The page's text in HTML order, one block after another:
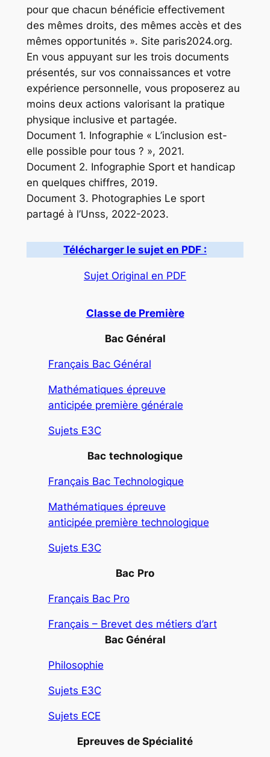
pour que chacun bénéficie effectivement
des mêmes droits, des mêmes accès et des
mêmes opportunités ». Site paris2024.org.
En vous appuyant sur les trois documents
présentés, sur vos connaissances et votre
expérience personnelle, vous proposerez au
moins deux actions valorisant la pratique
physique inclusive et partagée.
Document 1. Infographie « L’inclusion est-
elle possible pour tous ? », 2021.
Document 2. Infographie Sport et handicap
en quelques chiffres, 2019.
Document 3. Photographies Le sport
partagé à l’Unss, 2022-2023.
Télécharger le sujet en PDF :
Sujet Original en PDF
Classe de Première
Bac Général
Français Bac Général
Mathématiques épreuve
anticipée première générale
Sujets E3C
Bac technologique
Français Bac Technologique
Mathématiques épreuve
anticipée première technologique
Sujets E3C
Bac Pro
Français Bac Pro
Français – Brevet des métiers d’art
Bac Général
Philosophie
Sujets E3C
Sujets ECE
Epreuves de Spécialité